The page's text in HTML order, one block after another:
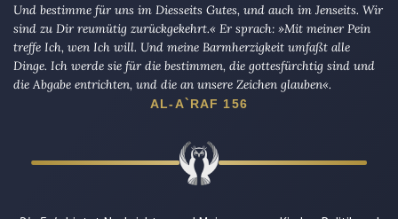
Und bestimme für uns im Diesseits Gutes, und auch im Jenseits. Wir
sind zu Dir reumütig zurückgekehrt.« Er sprach: »Mit meiner Pein
treffe Ich, wen Ich will. Und meine Barmherzigkeit umfaßt alle
Dinge. Ich werde sie für die bestimmen, die gottesfürchtig sind und
die Abgabe entrichten, und die an unsere Zeichen glauben«.
AL-A`RAF 156